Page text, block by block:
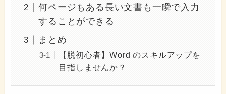
何ページもある長い文書も一瞬で入力
することができる
まとめ
【脱初心者】Word のスキルアップを
目指しませんか？